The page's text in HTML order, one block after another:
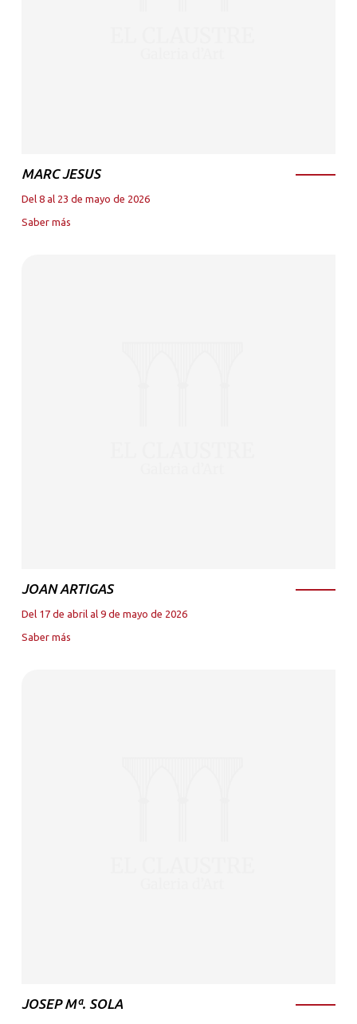
MARC JESUS
Del 8 al 23 de mayo de 2026
Saber más
JOAN ARTIGAS
Del 17 de abril al 9 de mayo de 2026
Saber más
JOSEP Mª. SOLA